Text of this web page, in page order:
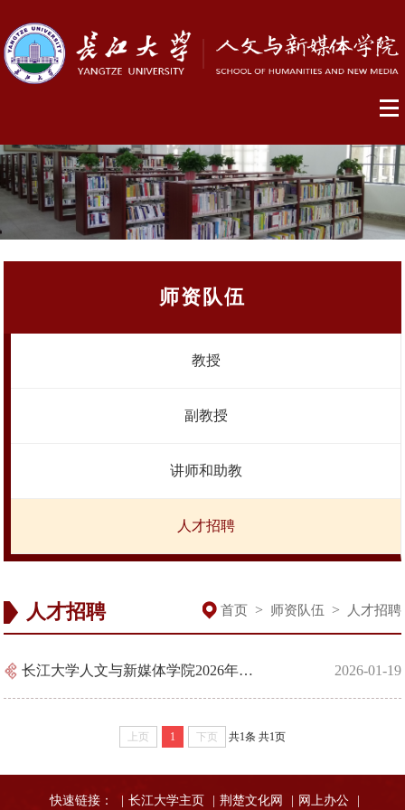
师资队伍
教授
副教授
讲师和助教
人才招聘
人才招聘 首页 > 师资队伍 > 人才招聘
长江大学人文与新媒体学院2026年人才引进公告 2026-01-19
上页 1 下页 共1条 共1页
快速链接： 长江大学主页 荆楚文化网 网上办公